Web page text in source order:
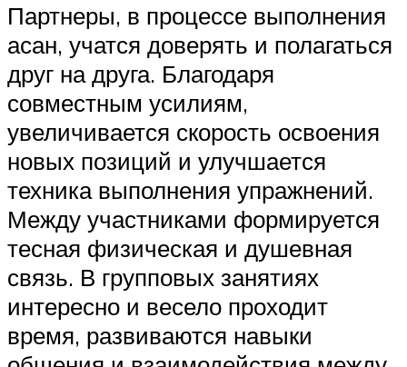
Партнеры, в процессе выполнения
асан, учатся доверять и полагаться
друг на друга. Благодаря
совместным усилиям,
увеличивается скорость освоения
новых позиций и улучшается
техника выполнения упражнений.
Между участниками формируется
тесная физическая и душевная
связь. В групповых занятиях
интересно и весело проходит
время, развиваются навыки